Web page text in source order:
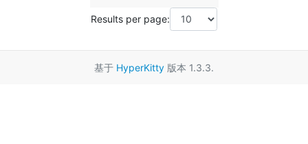
Results per page:
基于 HyperKitty 版本 1.3.3.